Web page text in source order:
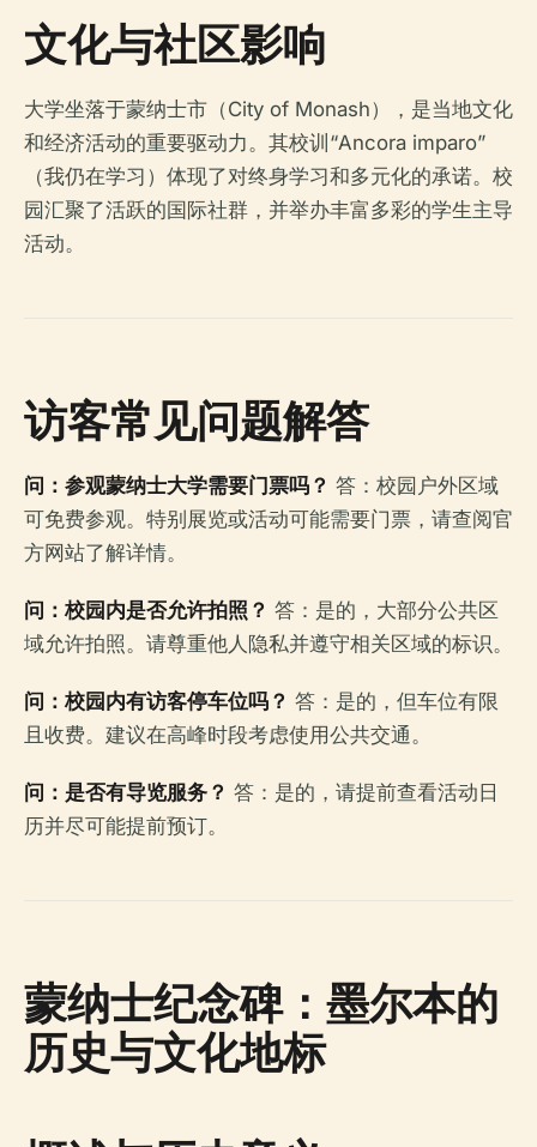
文化与社区影响
大学坐落于蒙纳士市（City of Monash），是当地文化
和经济活动的重要驱动力。其校训“Ancora imparo”
（我仍在学习）体现了对终身学习和多元化的承诺。校
园汇聚了活跃的国际社群，并举办丰富多彩的学生主导
活动。
访客常见问题解答
问：参观蒙纳士大学需要门票吗？ 答：校园户外区域
可免费参观。特别展览或活动可能需要门票，请查阅官
方网站了解详情。
问：校园内是否允许拍照？ 答：是的，大部分公共区
域允许拍照。请尊重他人隐私并遵守相关区域的标识。
问：校园内有访客停车位吗？ 答：是的，但车位有限
且收费。建议在高峰时段考虑使用公共交通。
问：是否有导览服务？ 答：是的，请提前查看活动日
历并尽可能提前预订。
蒙纳士纪念碑：墨尔本的
历史与文化地标